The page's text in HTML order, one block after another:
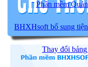
Phần mềm
BHXHsoft bổ sung
Thay đổi